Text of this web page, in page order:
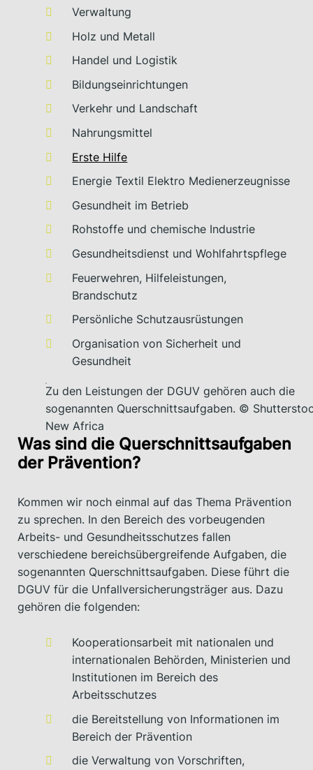
Verwaltung
Holz und Metall
Handel und Logistik
Bildungseinrichtungen
Verkehr und Landschaft
Nahrungsmittel
Erste Hilfe
Energie Textil Elektro Medienerzeugnisse
Gesundheit im Betrieb
Rohstoffe und chemische Industrie
Gesundheitsdienst und Wohlfahrtspflege
Feuerwehren, Hilfeleistungen,
Brandschutz
Persönliche Schutzausrüstungen
Organisation von Sicherheit und
Gesundheit
Zu den Leistungen der DGUV gehören auch die
sogenannten Querschnittsaufgaben. ©
New Africa
Was sind die Querschnittsaufgaben
der Prävention?
Kommen wir noch einmal auf das Thema Prävention
zu sprechen. In den Bereich des vorbeugenden
Arbeits- und Gesundheitsschutzes fallen
verschiedene bereichsübergreifende Aufgaben, die
sogenannten Querschnittsaufgaben. Diese führt die
DGUV für die Unfallversicherungsträger aus. Dazu
gehören die folgenden:
Kooperationsarbeit mit nationalen und
internationalen Behörden, Ministerien und
Institutionen im Bereich des
Arbeitsschutzes
die Bereitstellung von Informationen im
Bereich der Prävention
die Verwaltung von Vorschriften,